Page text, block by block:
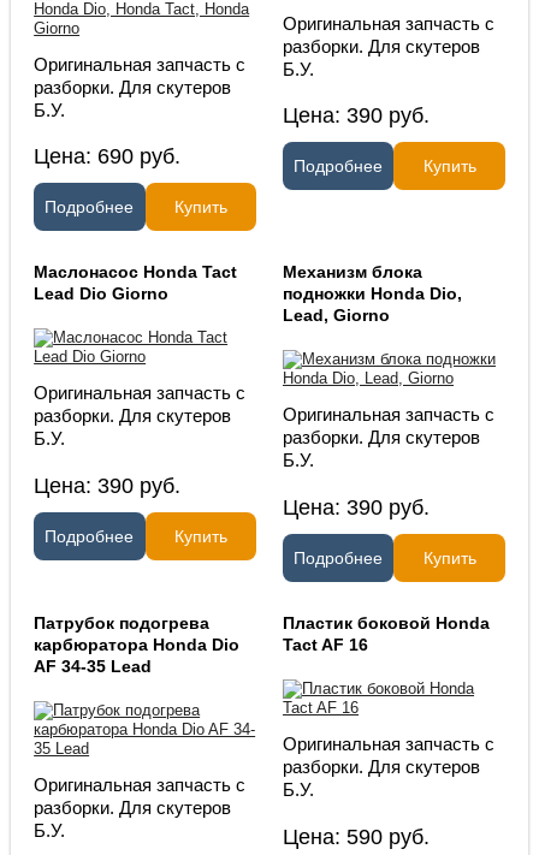
Оригинальная запчасть с
разборки. Для скутеров
Б.У.
Цена: 690 руб.
Подробнее Купить
Оригинальная запчасть с
разборки. Для скутеров
Б.У.
Цена: 390 руб.
Подробнее Купить
Маслонасос Honda Tact
Lead Dio Giorno
Оригинальная запчасть с
разборки. Для скутеров
Б.У.
Цена:390 руб.
Подробнее Купить
Механизм блока
подножки Honda Dio,
Lead, Giorno
Оригинальная запчасть с
разборки. Для скутеров
Б.У.
Цена: 390 руб.
Подробнее Купить
Патрубок подогрева
карбюратора Honda Dio
AF 34-35 Lead
Оригинальная запчасть с
разборки. Для скутеров
Б.У.
Пластик боковой Honda
Tact AF 16
Оригинальная запчасть с
разборки. Для скутеров
Б.У.
Цена: 590 руб.